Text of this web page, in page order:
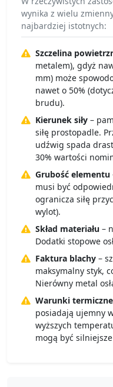
wynika z wielu
najbardziej istotnych:
Szczelina
metalem), gdyż
mm) może
nawet o 50%
brudu).
Kierunek siły –
siłę prostopadle.
udźwig spada
30% wartości
Grubość elementu
musi być
ogranicza siłę
wylot).
Skład materiału –
Dodatki stopowe
Faktura blachy –
maksymalny styk,
Nierówny metal
Warunki termiczne
posiadają ujemny
wyższych
mogą być